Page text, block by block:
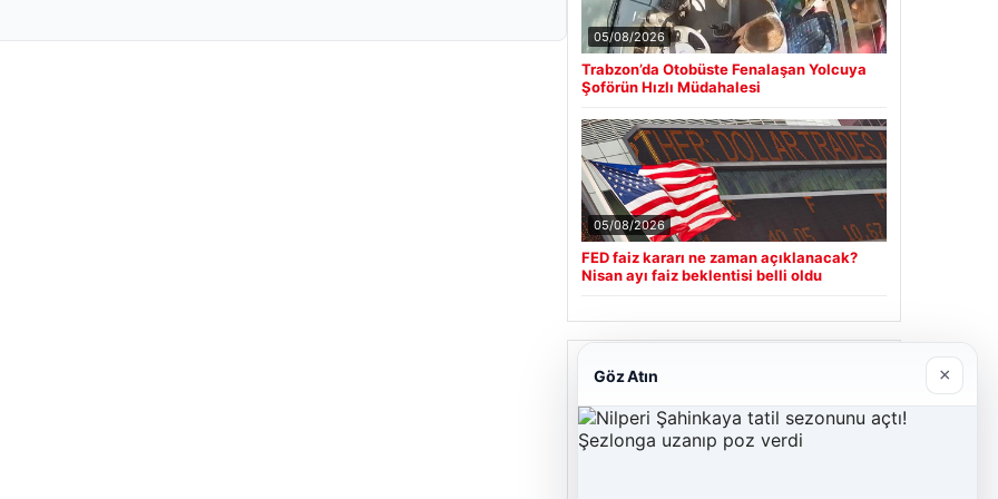
05/08/2026
Trabzon’da Otobüste Fenalaşan Yolcuya
Şoförün Hızlı Müdahalesi
05/08/2026
FED faiz kararı ne zaman açıklanacak?
Nisan ayı faiz beklentisi belli oldu
Son Eklenen Firmalar
Cengiz Sigorta
23/06/2026
Göz Atın ×